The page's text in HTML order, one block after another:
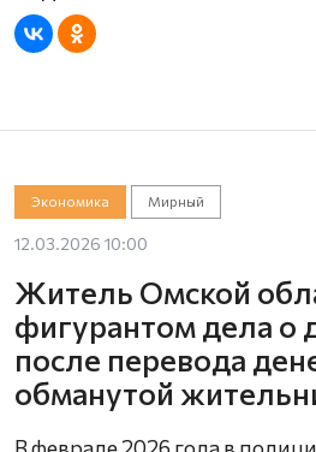
Экономика Мирный
12.03.2026 10:00
Житель Омской
фигурантом дела о
после перевода
обманутой
В феврале 2026 года в